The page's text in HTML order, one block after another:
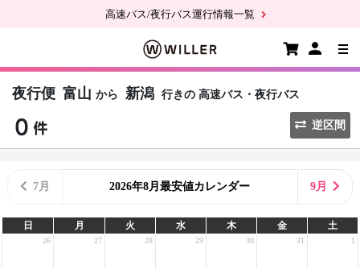
高速バス/夜行バス運行情報一覧
夜行便 富山 から 新潟 行きの 高速バス・夜行バス
逆区間
7月 2026年8月最安値カレンダー 9月
日 月 火 水 木 金 土
26 27 28 29 30 31 1